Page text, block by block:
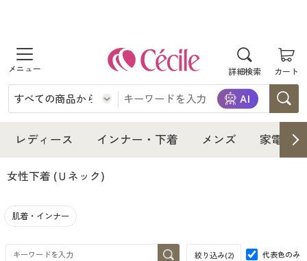
詳細検索 カート
商品を探す
レディース
レディースファッション
女性下着
インナー・下着
インナー・下着通販すべて
女性下着
メンズ下着
メンズ
メンズ通販すべて
メンズファッション
家電・雑貨
家電・雑貨すべて
寝具・インテリア・家具
レディース インナー・下着 メンズ 家電・
女性下着 (Ｕネック)
肌着・インナー
絞り込み(2) 代表色のみ